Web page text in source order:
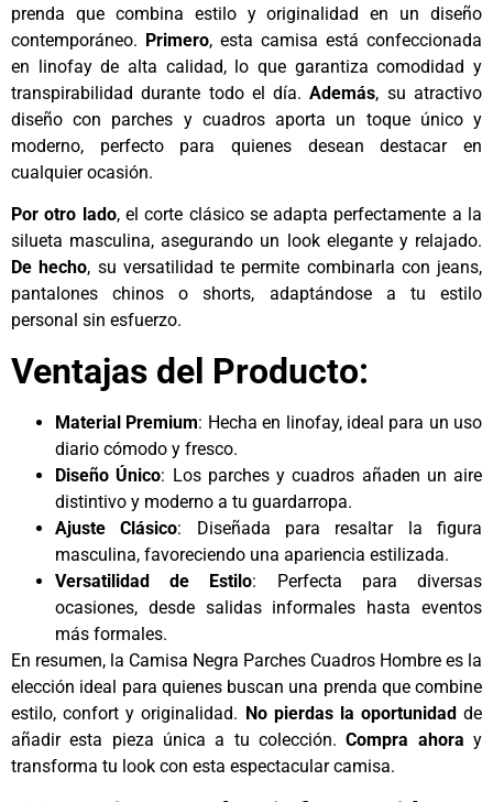
prenda que combina estilo y originalidad en un diseño
contemporáneo. Primero, esta camisa está confeccionada
en linofay de alta calidad, lo que garantiza comodidad y
transpirabilidad durante todo el día.Además, su atractivo
diseño con parches y cuadros aporta un toque único y
moderno, perfecto para quienes desean destacar en
cualquier ocasión.
Por otro lado, el corte clásico se adapta perfectamente a la
silueta masculina, asegurando un look elegante y relajado.
De hecho, su versatilidad te permite combinarla con jeans,
pantalones chinos o shorts, adaptándose a tu estilo
personal sin esfuerzo.
Ventajas del Producto:
Material Premium: Hecha en linofay, ideal para un uso
diario cómodo y fresco.
Diseño Único: Los parches y cuadros añaden un aire
distintivo y moderno a tu guardarropa.
Ajuste Clásico: Diseñada para resaltar la figura
masculina, favoreciendo una apariencia estilizada.
Versatilidad de Estilo: Perfecta para diversas
ocasiones, desde salidas informales hasta eventos
más formales.
En resumen, la Camisa Negra Parches Cuadros Hombre es la
elección ideal para quienes buscan una prenda que combine
estilo, confort y originalidad. No pierdas la oportunidadde
añadir esta pieza única a tu colección.Compra ahora y
transforma tu look con esta espectacular camisa.